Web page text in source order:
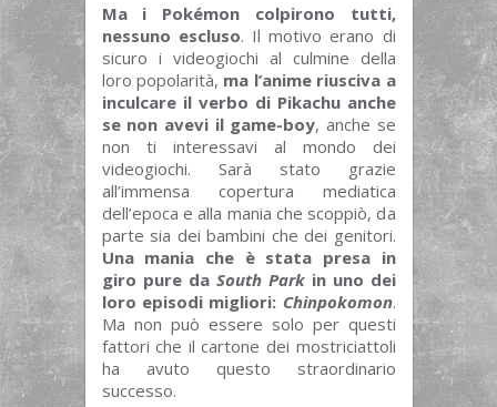
Ma i Pokémon colpirono tutti,
nessuno escluso. Il motivo erano di
sicuro i videogiochi al culmine della
loro popolarità, ma l’anime riusciva a
inculcare il verbo di Pikachu anche
se non avevi il game-boy, anche se
non ti interessavi al mondo dei
videogiochi. Sarà stato grazie
all’immensa copertura mediatica
dell’epoca e alla mania che scoppiò, da
parte sia dei bambini che dei genitori.
Una mania che è stata presa in
giro pure da South Parkin uno dei
loro episodi migliori: Chinpokomon.
Ma non può essere solo per questi
fattori che il cartone dei mostriciattoli
ha avuto questo straordinario
successo.